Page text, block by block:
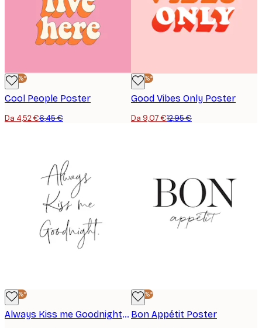
-30%*
Cool People Poster
Da 4,52 €6,45 €
-30%*
Good Vibes Only Poster
Da 9,07 €12,95 €
-30%*
Always Kiss me Goodnight Poster
-30%*
Bon Appétit Poster